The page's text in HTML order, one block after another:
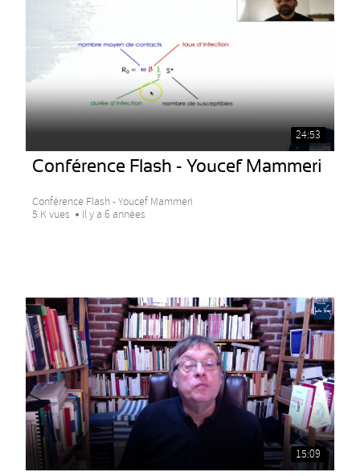
24:53
Conférence Flash - Youcef Mammeri
Conférence Flash - Youcef Mammeri
5 K vues
Il y a 6 années
15:09